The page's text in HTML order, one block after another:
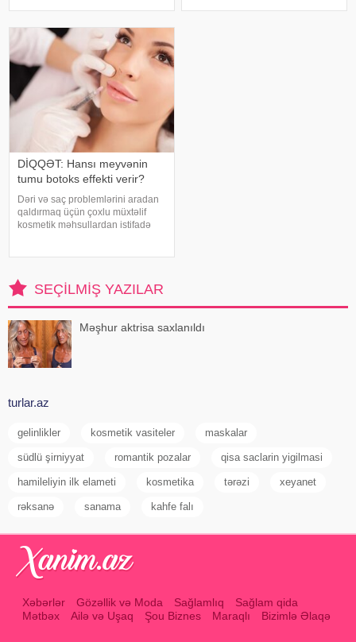
xüsusiyyətləri saymaqla bitməz.
sizi balqabağın faydaları ilə tanış
edir. 1. Karotinlərl
DİQQƏT: Hansı meyvənin
tumu botoks effekti verir?
Dəri və saç problemlərini aradan
qaldırmaq üçün çoxlu müxtəlif
kosmetik məhsullardan istifadə
ki
SEÇILMIŞ YAZILAR
Məşhur aktrisa saxlanıldı
turlar.az
gelinlikler kosmetik vasiteler maskalar
südlü şirniyyat romantik pozalar qisa saclarin yigilmasi
hamileliyin ilk elameti kosmetika tərəzi xeyanet
rəksanə sanama kahfe falı
Xəbərlər Gözəllik və Moda Sağlamlıq
Sağlam qida
Mətbəx
Ailə və Uşaq Şou Biznes Maraqlı Bizimlə Əlaqə